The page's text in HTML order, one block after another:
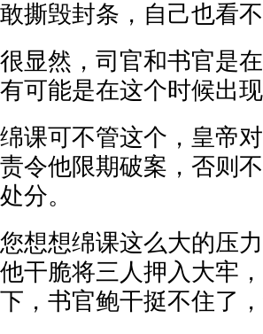
敢撕毁封条，自己也看
很显然，司官和书官是
有可能是在这个时候出现
绵课可不管这个，皇帝
责令他限期破案，否则
处分。
您想想绵课这么大的压
他干脆将三人押入大牢
下，书官鲍干挺不住了